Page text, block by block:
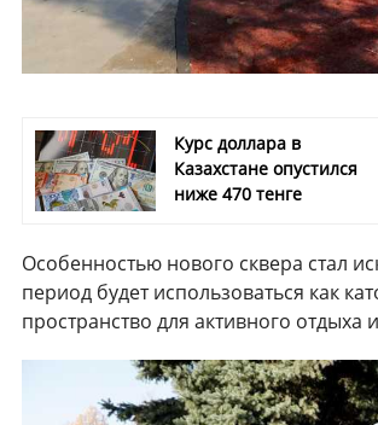
Курс доллара в
Казахстане опустился
ниже 470 тенге
Особенностью нового сквера стал
период будет использоваться как
пространство для активного отдыха